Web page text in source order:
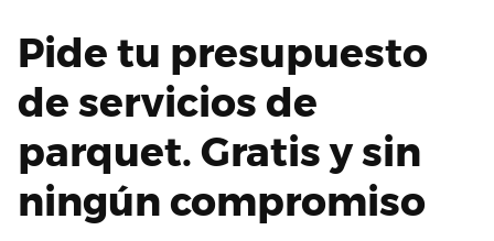
Pide tu presupuesto
de servicios de
parquet. Gratis y sin
ningún compromiso